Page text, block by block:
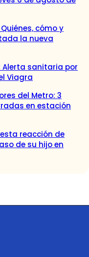
cómo y
la nueva
Alerta sanitaria por
Viagra
del Metro: 3
en estación
reacción de
de su hijo en